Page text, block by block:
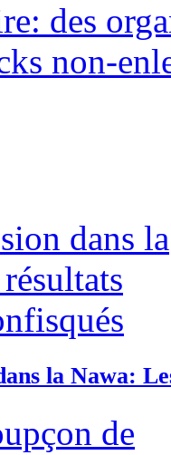
des
non-
la Nawa: